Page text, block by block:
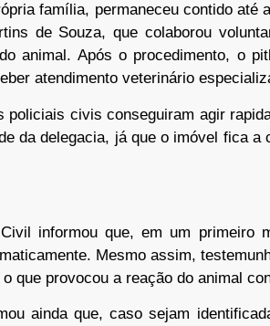
família, permaneceu contido até
de Souza, que colaborou
animal. Após o procedimento, o
atendimento veterinário
policiais civis conseguiram agir
da delegacia, já que o imóvel fica a
informou que, em um primeiro
Mesmo assim,
que provocou a reação do animal
ainda que, caso sejam